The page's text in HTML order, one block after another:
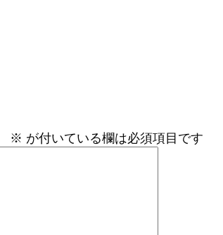
※ が付いている欄は必須項目です